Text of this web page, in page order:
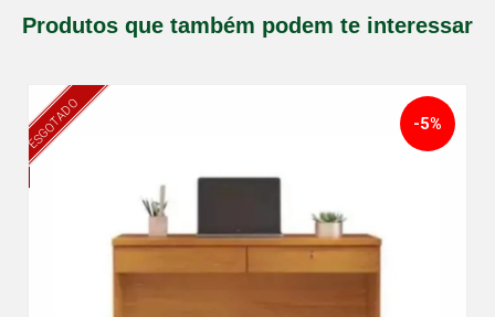
Produtos que também podem te interessar
ESGOTADO -5%